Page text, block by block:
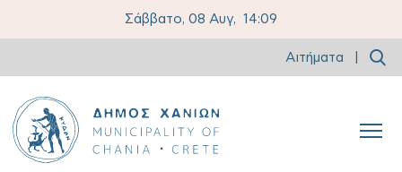
Σάββατο, 08 Αυγ, 14:09
Αιτήματα